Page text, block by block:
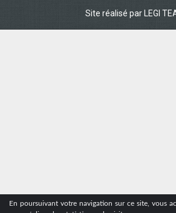
En poursuivant votre navigation sur ce site, vous
Site réalisé par LEGI